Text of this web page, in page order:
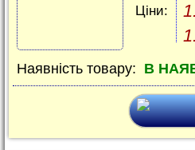
Ціни:
Наявність товару: В